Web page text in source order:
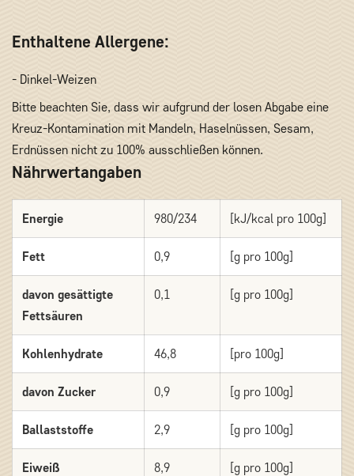
Enthaltene Allergene:
- Dinkel-Weizen
Bitte beachten Sie, dass wir aufgrund der losen Abgabe eine
Kreuz-Kontamination mit Mandeln, Haselnüssen, Sesam,
Erdnüssen nicht zu 100% ausschließen können.
Nährwertangaben
Energie 980/234 [kJ/kcal pro 100g]
Fett 0,9 [g pro 100g]
davon gesättigte
Fettsäuren
0,1 [g pro 100g]
Kohlenhydrate 46,8 [pro 100g]
davon Zucker 0,9 [g pro 100g]
Ballaststoffe 2,9 [g pro 100g]
Eiweiß 8,9 [g pro 100g]